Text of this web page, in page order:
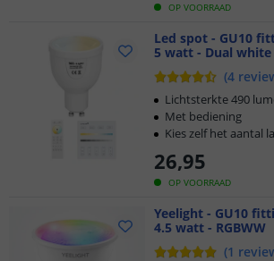
OP VOORRAAD
Led spot - GU10
5 watt - Dual white
(4
OP VOORRAAD
26,95
Lichtsterkte 490
Met bediening
Kies zelf het aantal
Yeelight - GU10
4.5 watt - RGBWW
(1